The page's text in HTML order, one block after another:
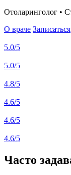
Отоларинголог •
О враче Записаться
5.0/5
5.0/5
4.8/5
4.6/5
4.6/5
4.6/5
Часто